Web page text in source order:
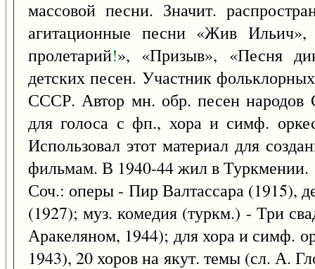
массовой песни. Значит.
агитационные песни «Жив Ильич»,
пролетарий!», «Призыв», «Песня
детских песен. Участник
СССР. Автор мн. обр. песен
для голоса с фп., хора и симф.
Использовал этот материал для
фильмам. В 1940-44 жил в Туркмении.
Соч.: оперы - Пир Валтассара (1915),
(1927); муз. комедия (туркм.) - Три
Аракеляном, 1944); для хора и симф.
1943), 20 хоров на якут. темы (сл. А.